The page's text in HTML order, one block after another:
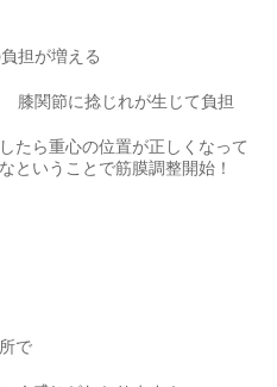
が増える
関節に捻じれが生じて負担
たら重心の位置が正しくなって
ということで筋膜調整開始！
で